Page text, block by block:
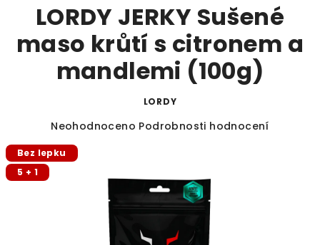
košík
LORDY JERKY Sušené
maso krůtí s citronem a
mandlemi (100g)
LORDY
Průměrné
produktu
Neohodnoceno Podrobnosti hodnocení
Bez lepku
5 + 1